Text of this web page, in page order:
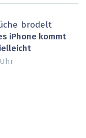
brodelt
iPhone kommt
Uhr